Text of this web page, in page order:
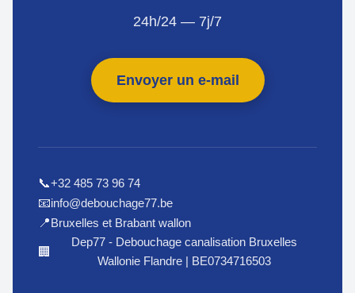
24h/24 — 7j/7
Envoyer un e-mail
📞+32 485 73 96 74
📧info@debouchage77.be
📍Bruxelles et Brabant wallon
🏢
Dep77 - Debouchage canalisation Bruxelles
Wallonie Flandre | BE0734716503